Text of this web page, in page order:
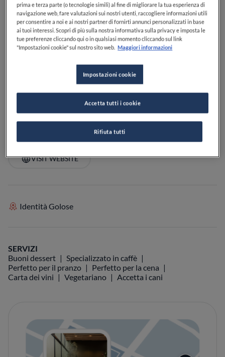
Via Gian Francesco Parravicini, 4420900MonzaMBItalia
PREZZO
VISIT WEBSITE
Identità Golose
SERVIZI
Buoni dessert
Specializzato in caffè
Perfetto per il pranzo
Perfetto per la cena
Carta dei vini
Vegetariano Accetta i cani
prima e terza parte (o tecnologie simili) al fine di migliorare la tua esperienza di
navigazione web, fare valutazioni sui nostri utenti, raccogliere informazioni utili
per consentire a noi e ai nostri partner di fornirti annunci personalizzati in base
ai tuoi interessi. Scopri di più sulla nostra informativa sulla privacy e imposta le
tue preferenze cliccando qui o in qualsiasi momento cliccando sul link
"Impostazioni cookie" sul nostro sito web. Maggiori informazioni
Impostazioni cookie
Rifiuta tutti
Accetta tutti i cookie